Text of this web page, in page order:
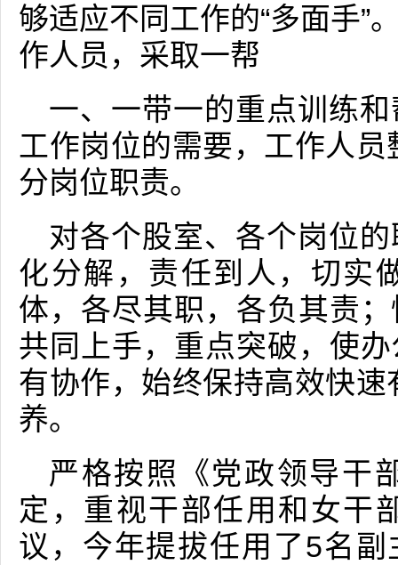
够适应不同工作的“多面手”
作人员，采取一帮
一、一带一的重点训练
工作岗位的需要，工作人
分岗位职责。
对各个股室、各个岗位
化分解，责任到人，切实
体，各尽其职，各负其责
共同上手，重点突破，使
有协作，始终保持高效快
养。
严格按照《党政领导干
定，重视干部任用和女干
议，今年提拔任用了5名